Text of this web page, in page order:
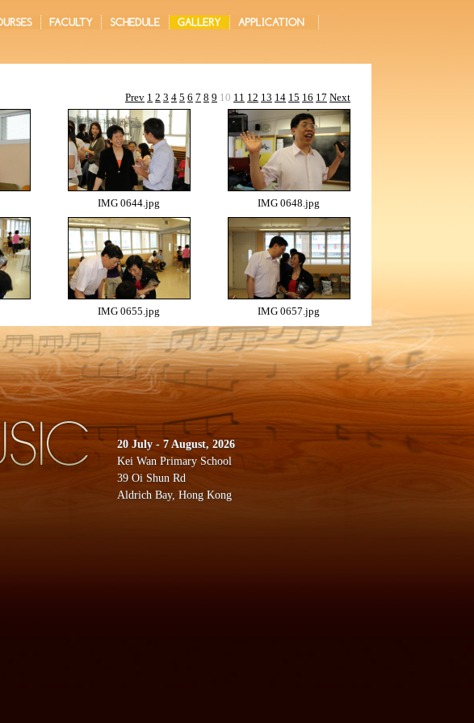
IMG 0644.jpg IMG 0648.jpg
IMG 0655.jpg IMG 0657.jpg
Prev 1 2 3 4 5 6 7 8 9 10 11 12 13 14 15 16 17 Next
20 July - 7 August, 2026
Kei Wan Primary School
39 Oi Shun Rd
Aldrich Bay, Hong Kong